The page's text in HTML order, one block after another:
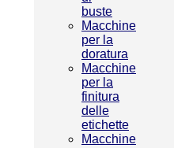
buste
Macchine
per la
doratura
Macchine
per la
finitura
delle
etichette
Macchine